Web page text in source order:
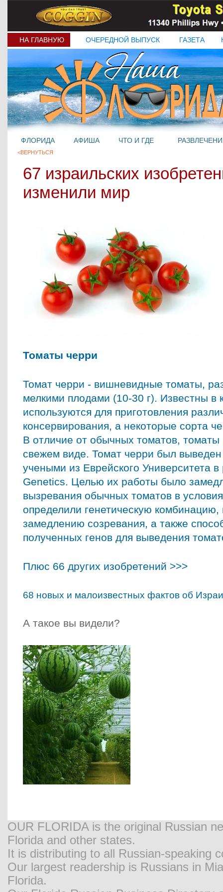
НА ГЛАВНУЮ ОЧЕРЕДНОЙ ВЫПУСК ГАЗЕТА
ФЛОРИДА АФИША ЧТО И ГДЕ
<ВЕРНУТЬСЯ
67 израильских
изменили мир
Томаты черри
Томат черри - вишневидные томаты,
мелкими плодами (10-30 г). Известны в
используются для приготовления
консервирования, а некоторые сорта
В отличие от обычных томатов, томаты
свежем виде. Томат черри был выведен
учеными из Еврейского Университета
Genetics. Целью их работы было
вызревания обычных томатов в
определили генетическую комбинацию,
замедлению созревания, а также
полученных генов для выведения
Плюс 66 других изобретений >>>
68 новых и малоизвестных фактов об
А такое вы видели?
OUR FLORIDA is the original Russian
Florida and other states.
It is distributing to all Russian-speaking
Our largest readership is Russians in
Florida.